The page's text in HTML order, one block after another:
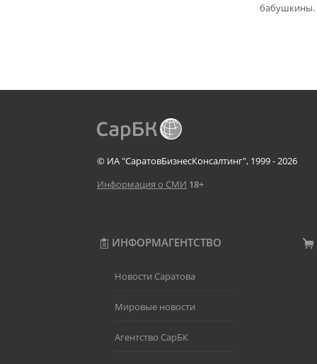
бабушкины.
© ИА "СаратовБизнесКонсалтинг", 1999 - 2026
Информация о СМИ 18+
ИНФОРМАГЕНТСТВО
Новости Саратова
Мировые новости
Агентство СарБК